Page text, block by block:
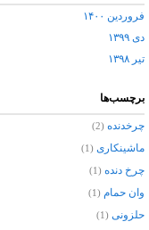
فروردین ۱۴۰۰
دی ۱۳۹۹
تیر ۱۳۹۸
برچسب‌ها
چرخدنده (2)
ماشینکاری (1)
چرخ دنده (1)
وان حمام (1)
حلزونی (1)